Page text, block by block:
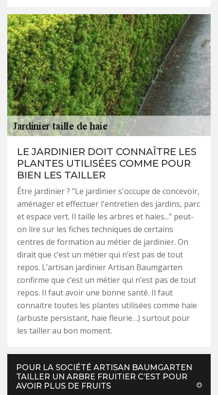
LE JARDINIER DOIT CONNAÎTRE LES
PLANTES UTILISÉES COMME POUR
BIEN LES TAILLER
Être jardinier ? "Le jardinier s'occupe de concevoir,
aménager et effectuer l'entretien des jardins, parc
et espace vert. Il taille les arbres et haies..." peut-
on lire sur les fiches techniques de certains
centres de formation au métier de jardinier. On
dirait que c’est un métier qui n’est pas de tout
repos. L’artisan jardinier Artisan Baumgarten
confirme que c’est un métier qui n’est pas de tout
repos. Il faut avoir une bonne santé. Il faut
connaitre toutes les plantes utilisées comme haie
(arbuste persistant, haie fleurie…) surtout pour
les tailler au bon moment.
POUR LA SOCIÉTÉ ARTISAN BAUMGARTEN
TAILLER UN ARBRE FRUITIER C’EST POUR
AVOIR PLUS DE FRUITS